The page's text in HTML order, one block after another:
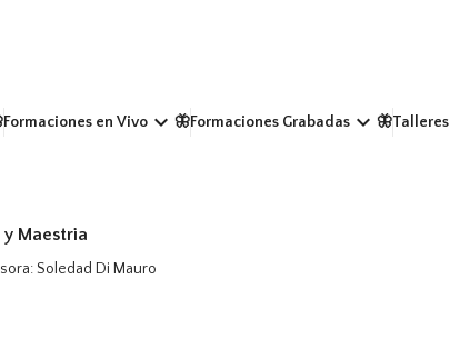
en Vivo keyboard_arrow_down🦋Formaciones Grabadas keyboard_arrow_down🦋Talleres
y Maestria
Soledad Di Mauro